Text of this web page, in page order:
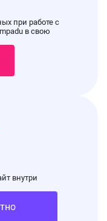
при работе с
в свою
внутри